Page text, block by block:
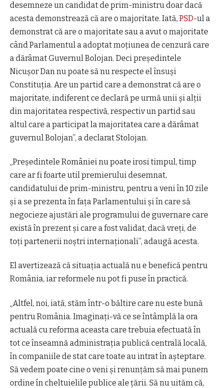
desemneze un candidat de prim-ministru doar dacă
acesta demonstrează că are o majoritate. Iată, PSD-ul a
demonstrat că are o majoritate sau a avut o majoritate
când Parlamentul a adoptat moțiunea de cenzură care
a dărâmat Guvernul Bolojan. Deci președintele
Nicușor Dan nu poate să nu respecte el însuși
Constituția. Are un partid care a demonstrat că are o
majoritate, indiferent ce declară pe urmă unii și alții
din majoritatea respectivă, respectiv un partid sau
altul care a participat la majoritatea care a dărâmat
guvernul Bolojan”, a declarat Stolojan.
„Președintele României nu poate irosi timpul, timp
care ar fi foarte util premierului desemnat,
candidatului de prim-ministru, pentru a veni în 10 zile
și a se prezenta în fața Parlamentului și în care să
negocieze ajustări ale programului de guvernare care
există în prezent și care a fost validat, dacă vreți, de
toți partenerii noștri internaționali”, adaugă acesta.
El avertizează că situația actuală nu e benefică pentru
România, iar reformele nu pot fi puse în practică.
„Altfel, noi, iată, stăm într-o băltire care nu este bună
pentru România. Imaginați-vă ce se întâmplă la ora
actuală cu reforma aceasta care trebuia efectuată în
tot ce înseamnă administrația publică centrală locală,
în companiile de stat care toate au intrat în așteptare.
Să vedem poate cine o veni și renunțăm să mai punem
ordine în cheltuielile publice ale țării. Să nu uităm că,